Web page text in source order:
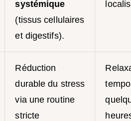
systémique
(tissus cellulaires
et digestifs).
Réduction
durable du stress
via une routine
stricte